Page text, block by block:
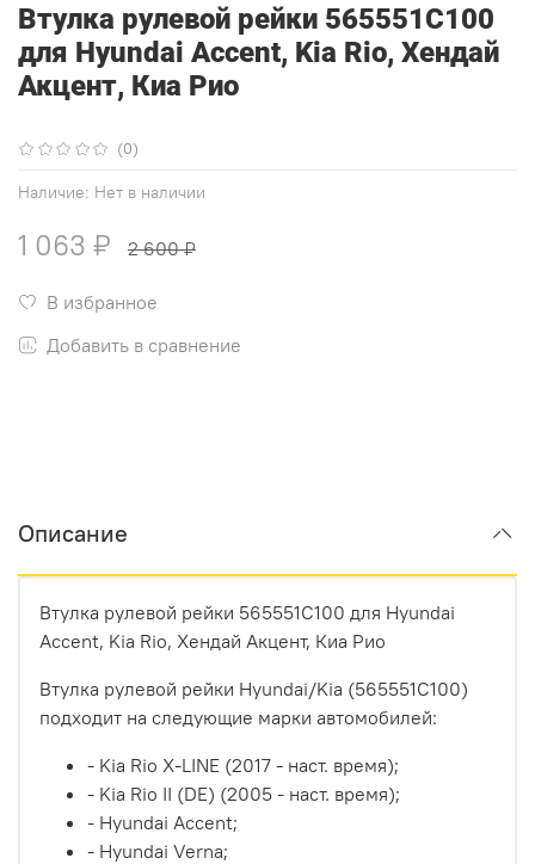
(0)
Наличие: Нет в наличии
Втулка рулевой рейки 565551C100
для Hyundai Accent, Kia Rio, Хендай
Акцент, Киа Рио
1 063 ₽ 2 600 ₽
В избранное
Добавить в сравнение
Описание
Втулка рулевой рейки 565551C100 для Hyundai
Accent, Kia Rio, Хендай Акцент, Киа Рио
Втулка рулевой рейки Hyundai/Kia (565551C100)
подходит на следующие марки автомобилей:
- Kia Rio X-LINE (2017 - наст. время);
- Kia Rio II (DE) (2005 - наст. время);
- Hyundai Accent;
- Hyundai Verna;